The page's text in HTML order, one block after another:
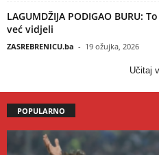
LAGUMDŽIJA PODIGAO BURU:
već vidjeli
ZASREBRENICU.ba - 19 ožujka, 2026
Učitaj
POPULARNO